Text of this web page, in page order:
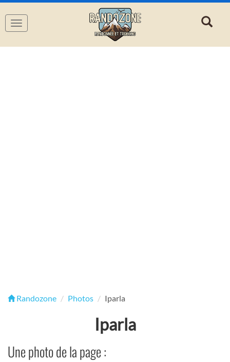
Navigation
Randozone Photos Iparla
Iparla
Une photo de la page :